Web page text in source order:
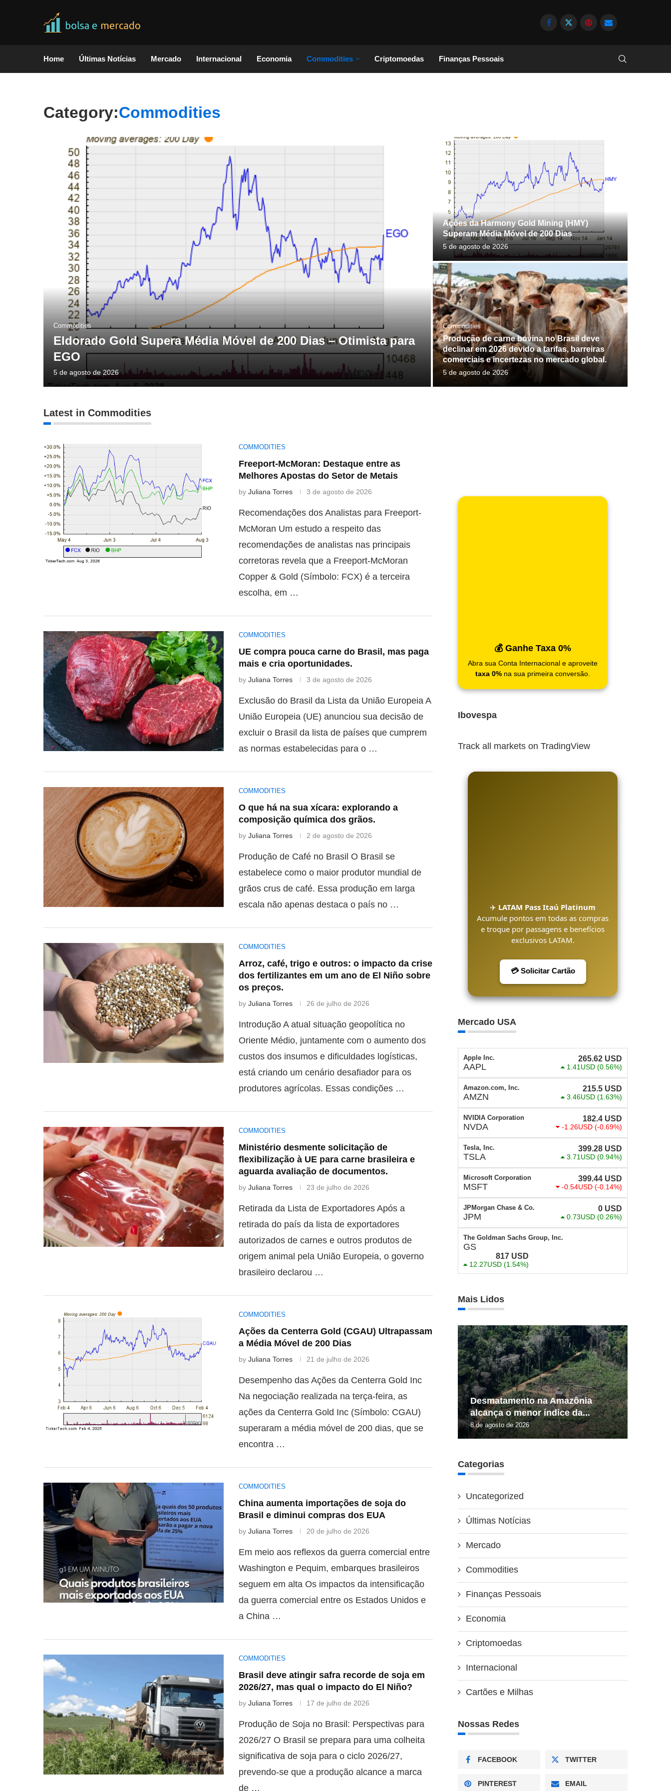
Home Últimas Notícias Mercado Internacional Economia Commodities Criptomoedas Finanças Pessoais
Category:Commodities
Commodities
Eldorado Gold Supera Média Móvel de 200 Dias – Otimista para
EGO
5 de agosto de 2026
Commodities
Ações da Harmony Gold Mining (HMY)
Superam Média Móvel de 200 Dias
5 de agosto de 2026
Commodities
Produção de carne bovina no Brasil deve
declinar em 2026 devido a tarifas, barreiras
comerciais e incertezas no mercado global.
5 de agosto de 2026
Latest in Commodities
COMMODITIES
Freeport-McMoran: Destaque entre as
Melhores Apostas do Setor de Metais
by Juliana Torres 3 de agosto de 2026
Recomendações dos Analistas para Freeport-
McMoran Um estudo a respeito das
recomendações de analistas nas principais
corretoras revela que a Freeport-McMoran
Copper & Gold (Símbolo: FCX) é a terceira
escolha, em …
COMMODITIES
UE compra pouca carne do Brasil, mas paga
mais e cria oportunidades.
by Juliana Torres 3 de agosto de 2026
Exclusão do Brasil da Lista da União Europeia A
União Europeia (UE) anunciou sua decisão de
excluir o Brasil da lista de países que cumprem
as normas estabelecidas para o …
COMMODITIES
O que há na sua xícara: explorando a
composição química dos grãos.
by Juliana Torres 2 de agosto de 2026
Produção de Café no Brasil O Brasil se
estabelece como o maior produtor mundial de
grãos crus de café. Essa produção em larga
escala não apenas destaca o país no …
COMMODITIES
Arroz, café, trigo e outros: o impacto da crise
dos fertilizantes em um ano de El Niño sobre
os preços.
by Juliana Torres 26 de julho de 2026
Introdução A atual situação geopolítica no
Oriente Médio, juntamente com o aumento dos
custos dos insumos e dificuldades logísticas,
está criando um cenário desafiador para os
produtores agrícolas. Essas condições …
COMMODITIES
Ministério desmente solicitação de
flexibilização à UE para carne brasileira e
aguarda avaliação de documentos.
by Juliana Torres 23 de julho de 2026
Retirada da Lista de Exportadores Após a
retirada do país da lista de exportadores
autorizados de carnes e outros produtos de
origem animal pela União Europeia, o governo
brasileiro declarou …
COMMODITIES
Ações da Centerra Gold (CGAU) Ultrapassam
a Média Móvel de 200 Dias
by Juliana Torres 21 de julho de 2026
Desempenho das Ações da Centerra Gold Inc
Na negociação realizada na terça-feira, as
ações da Centerra Gold Inc (Símbolo: CGAU)
superaram a média móvel de 200 dias, que se
encontra …
COMMODITIES
China aumenta importações de soja do
Brasil e diminui compras dos EUA
by Juliana Torres 20 de julho de 2026
Em meio aos reflexos da guerra comercial entre
Washington e Pequim, embarques brasileiros
seguem em alta Os impactos da intensificação
da guerra comercial entre os Estados Unidos e
a China …
COMMODITIES
Brasil deve atingir safra recorde de soja em
2026/27, mas qual o impacto do El Niño?
by Juliana Torres 17 de julho de 2026
Produção de Soja no Brasil: Perspectivas para
2026/27 O Brasil se prepara para uma colheita
significativa de soja para o ciclo 2026/27,
prevendo-se que a produção alcance a marca
de …
💰 Ganhe Taxa 0%
Abra sua Conta Internacional e aproveite
taxa 0% na sua primeira conversão.
Ibovespa
Track all markets on TradingView
✈️ LATAM Pass Itaú Platinum
Acumule pontos em todas as compras
e troque por passagens e benefícios
exclusivos LATAM.
💳 Solicitar Cartão
Mercado USA
Apple Inc.
AAPL
265.62 USD
1.41USD (0.56%)
Amazon.com, Inc.
AMZN
215.5 USD
3.46USD (1.63%)
NVIDIA Corporation
NVDA
182.4 USD
-1.26USD (-0.69%)
Tesla, Inc.
TSLA
399.28 USD
3.71USD (0.94%)
Microsoft Corporation
MSFT
399.44 USD
-0.54USD (-0.14%)
JPMorgan Chase & Co.
JPM
0 USD
0.73USD (0.26%)
The Goldman Sachs Group, Inc.
GS
817 USD
12.27USD (1.54%)
Mais Lidos
Desmatamento na Amazônia
alcança o menor índice da...
8 de agosto de 2026
Categorias
Uncategorized
Últimas Notícias
Mercado
Commodities
Finanças Pessoais
Economia
Criptomoedas
Internacional
Cartões e Milhas
Nossas Redes
FACEBOOK TWITTER
PINTEREST EMAIL